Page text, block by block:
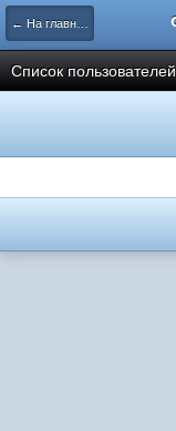
← На главную
Список пользователей